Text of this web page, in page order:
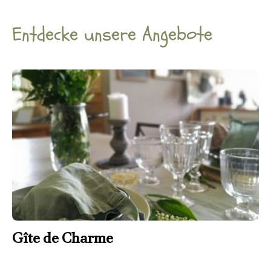
Entdecke unsere Angebote
Gîte de Charme